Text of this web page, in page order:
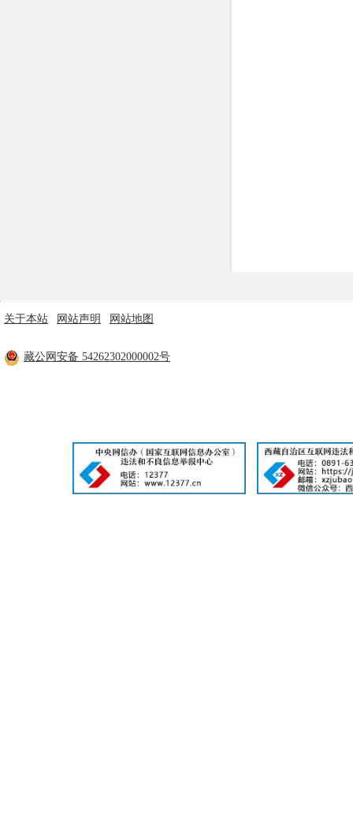
关于本站 网站声明
网站地图
藏公网安备 54262302000002号